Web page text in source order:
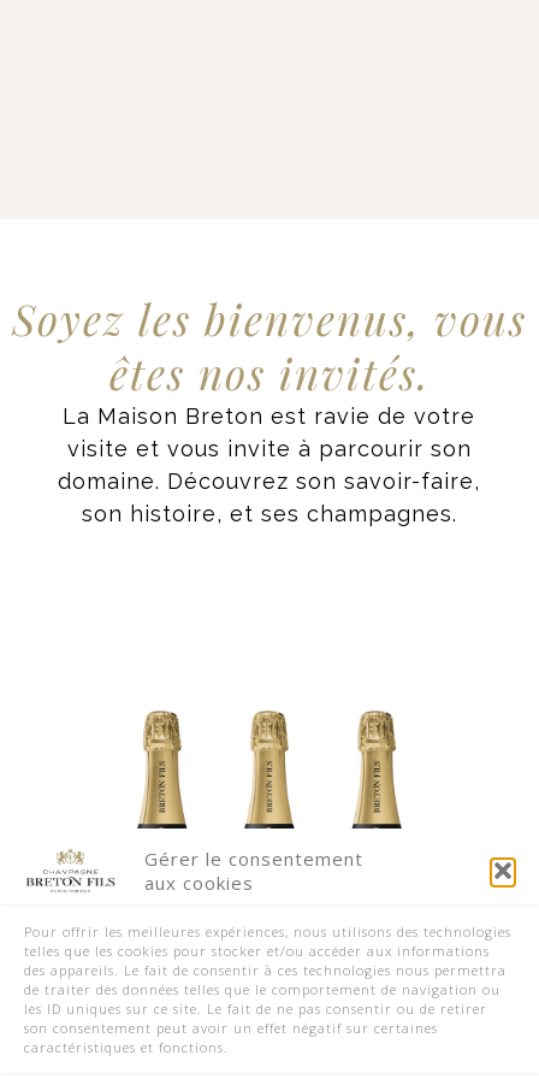
Gérer le consentement
aux cookies
Pour offrir les meilleures expériences, nous utilisons des technologies
telles que les cookies pour stocker et/ou accéder aux informations
des appareils. Le fait de consentir à ces technologies nous permettra
de traiter des données telles que le comportement de navigation ou
les ID uniques sur ce site. Le fait de ne pas consentir ou de retirer
son consentement peut avoir un effet négatif sur certaines
caractéristiques et fonctions.
Soyez les bienvenus, vous
êtes nos invités.
La Maison Breton est ravie de votre
visite et vous invite à parcourir son
domaine. Découvrez son savoir-faire,
son histoire, et ses champagnes.